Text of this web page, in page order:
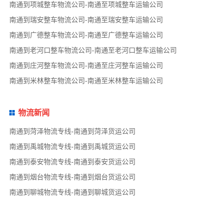
南通到项城整车物流公司-南通至项城整车运输公司
南通到瑞安整车物流公司-南通至瑞安整车运输公司
南通到广德整车物流公司-南通至广德整车运输公司
南通到老河口整车物流公司-南通至老河口整车运输公司
南通到庄河整车物流公司-南通至庄河整车运输公司
南通到米林整车物流公司-南通至米林整车运输公司
物流新闻
南通到菏泽物流专线-南通到菏泽货运公司
南通到禹城物流专线-南通到禹城货运公司
南通到泰安物流专线-南通到泰安货运公司
南通到烟台物流专线-南通到烟台货运公司
南通到聊城物流专线-南通到聊城货运公司